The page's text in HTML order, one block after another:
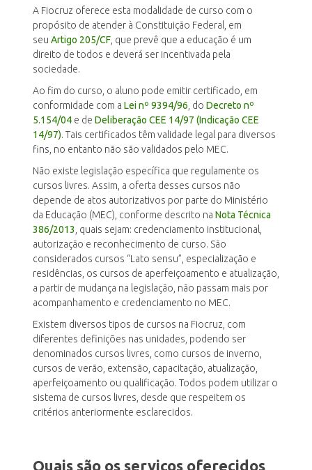
A Fiocruz oferece esta modalidade de curso com o
propósito de atender à Constituição Federal, em
seu Artigo 205/CF, que prevê que a educação é um
direito de todos e deverá ser incentivada pela
sociedade.
Ao fim do curso, o aluno pode emitir certificado, em
conformidade com a Lei nº 9394/96 , do Decreto nº
5.154/04e de Deliberação CEE 14/97 (Indicação CEE
14/97). Tais certificados têm validade legal para diversos
fins, no entanto não são validados pelo MEC.
Não existe legislação específica que regulamente os
cursos livres. Assim, a oferta desses cursos não
depende de atos autorizativos por parte do Ministério
da Educação (MEC), conforme descrito na Nota Técnica
386/2013 , quais sejam: credenciamento institucional,
autorização e reconhecimento de curso. São
considerados cursos “Lato sensu” , especialização e
residências, os cursos de aperfeiçoamento e atualização,
a partir de mudança na legislação, não passam mais por
acompanhamento e credenciamento no MEC.
Existem diversos tipos de cursos na Fiocruz, com
diferentes definições nas unidades, podendo ser
denominados cursos livres, como cursos de inverno,
cursos de verão, extensão, capacitação, atualização,
aperfeiçoamento ou qualificação. Todos podem utilizar o
sistema de cursos livres, desde que respeitem os
critérios anteriormente esclarecidos.
Quais são os serviços oferecidos